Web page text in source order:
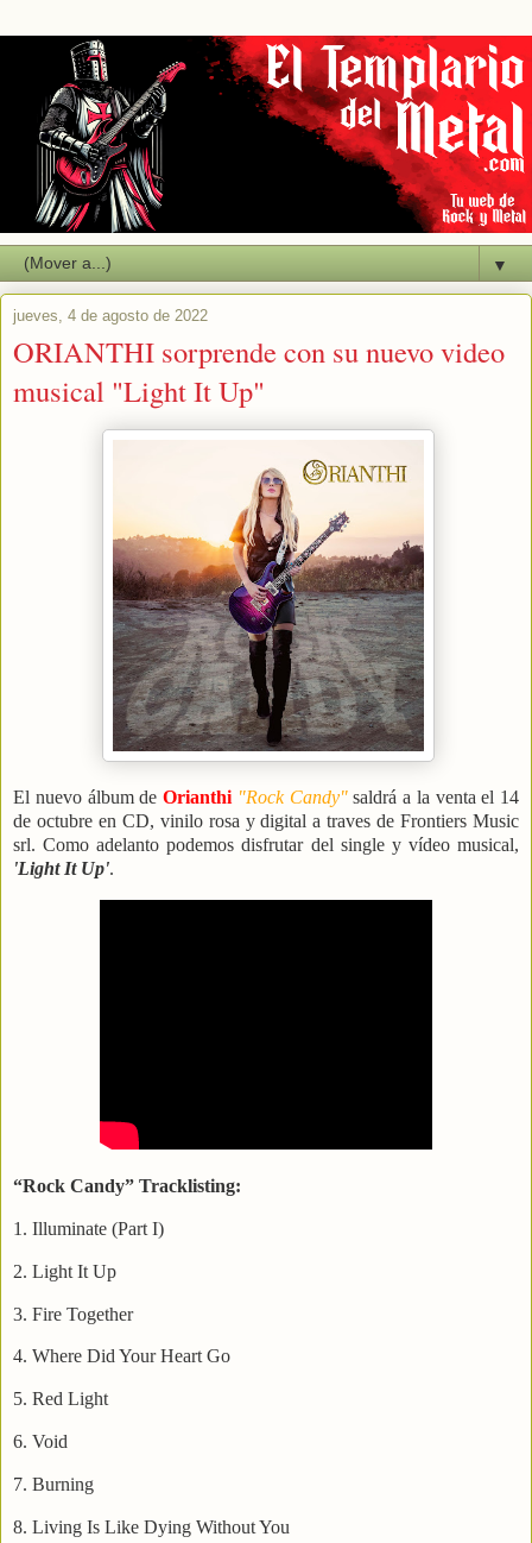
▼
jueves, 4 de agosto de 2022
ORIANTHI sorprende con su nuevo video
musical "Light It Up"
El nuevo álbum de Orianthi "Rock Candy"saldrá a la venta el 14
de octubre en CD, vinilo rosa y digital a traves de Frontiers Music
srl. Como adelanto podemos disfrutar del single y vídeo musical,
'Light It Up'.
“Rock Candy” Tracklisting:
1. Illuminate (Part I)
2. Light It Up
3. Fire Together
4. Where Did Your Heart Go
5. Red Light
6. Void
7. Burning
8. Living Is Like Dying Without You